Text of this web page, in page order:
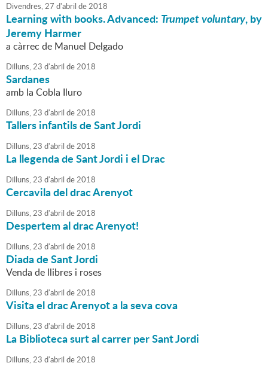
Divendres,27 d'abril de2018
Learning with books. Advanced: Trumpet voluntary, by
Jeremy Harmer
a càrrec de Manuel Delgado
Dilluns,23 d'abril de2018
Sardanes
amb la Cobla Iluro
Dilluns,23 d'abril de2018
Tallers infantils de Sant Jordi
Dilluns,23 d'abril de2018
La llegenda de Sant Jordi i el Drac
Dilluns,23 d'abril de2018
Cercavila del drac Arenyot
Dilluns,23 d'abril de2018
Despertem al drac Arenyot!
Dilluns,23 d'abril de2018
Diada de Sant Jordi
Venda de llibres i roses
Dilluns,23 d'abril de2018
Visita el drac Arenyot a la seva cova
Dilluns,23 d'abril de2018
La Biblioteca surt al carrer per Sant Jordi
Dilluns,23 d'abril de2018